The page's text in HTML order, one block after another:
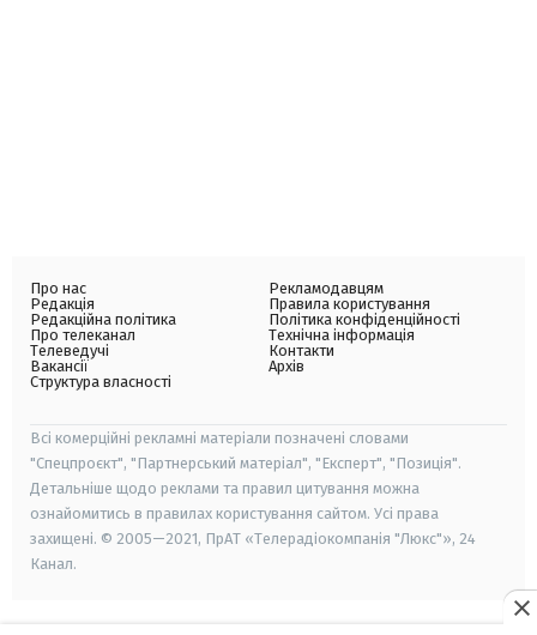
Про нас
Редакція
Редакційна політика
Про телеканал
Телеведучі
Вакансії
Структура власності
Рекламодавцям
Правила користування
Політика конфіденційності
Технічна інформація
Контакти
Архів
Всі комерційні рекламні матеріали позначені словами
"Спецпроєкт", "Партнерський матеріал", "Експерт", "Позиція".
Детальніше щодо реклами та правил цитування можна
ознайомитись в правилах користування сайтом. Усі права
захищені. © 2005—2021, ПрАТ «Телерадіокомпанія "Люкс"», 24
Канал.